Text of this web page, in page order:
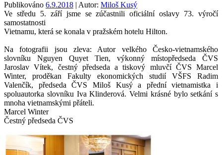
Publikováno 6.9.2018 | Autor: Miloš Kusý
Ve středu 5. září jsme se zúčastnili oficiální oslavy 73. výročí
samostatnosti
Vietnamu, která se konala v pražském hotelu Hilton.
Na fotografii jsou zleva: Autor velkého Česko-vietnamského
slovníku Nguyen Quyet Tien, výkonný místopředseda ČVS
Jaroslav Vítek, čestný předseda a tiskový mluvčí ČVS Marcel
Winter, proděkan Fakulty ekonomických studií VŠFS Radim
Valenčík, předseda ČVS Miloš Kusý a přední vietnamistka i
spoluautorka slovníku Iva Klinderová. Velmi krásné bylo setkání s
mnoha vietnamskými přáteli.
Marcel Winter
Čestný předseda ČVS